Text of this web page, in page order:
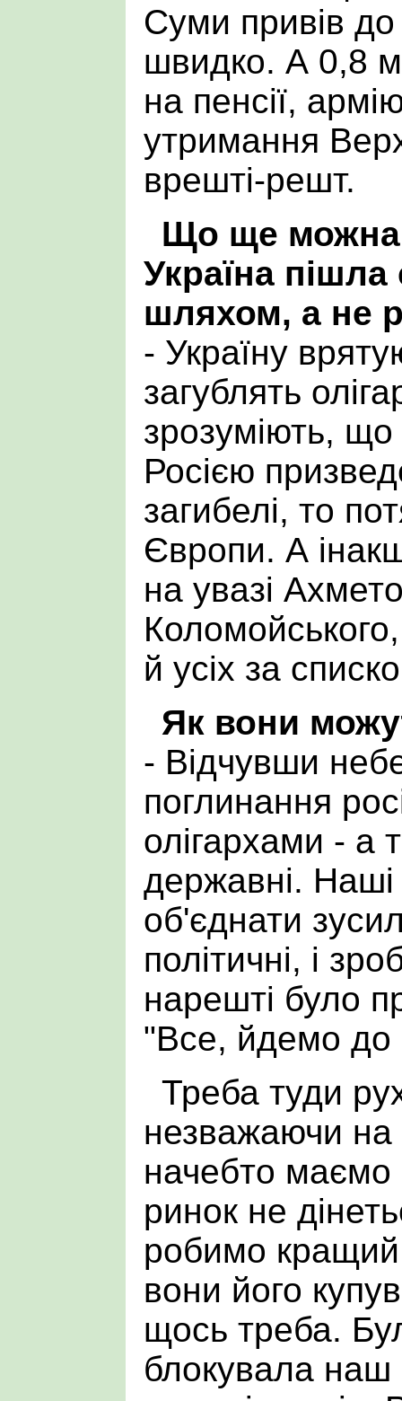
Суми привів
швидко. А 0,8
на пенсії,
утримання
врешті-решт.
Що ще можна
Україна
шляхом, а не
- Україну
загублять
зрозуміють,
Росією
загибелі, то
Європи. А
на увазі
й усіх за
Як вони
- Відчувши
поглинання
олігархами - а
державні. Наші
об'єднати
політичні, і
нарешті було
"Все, йдемо до
Треба туди
незважаючи
начебто маємо
ринок не
робимо
вони його
щось треба.
блокувала